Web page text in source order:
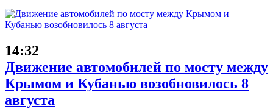
14:32
Движение автомобилей по мосту между
Крымом и Кубанью возобновилось 8
августа